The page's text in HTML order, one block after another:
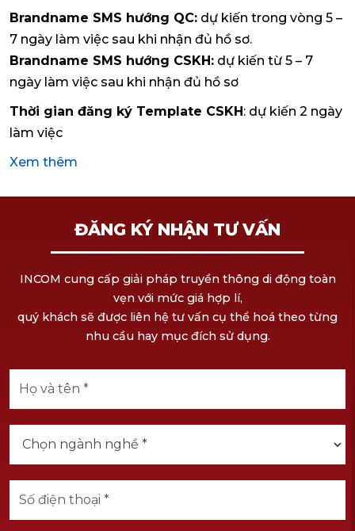
Brandname SMS hướng QC: dự kiến trong vòng 5 –
7 ngày làm việc sau khi nhận đủ hồ sơ.
Brandname SMS hướng CSKH: dự kiến từ 5 – 7
ngày làm việc sau khi nhận đủ hồ sơ
Thời gian đăng ký Template CSKH: dự kiến 2 ngày
làm việc
Xem thêm
ĐĂNG KÝ NHẬN TƯ VẤN
INCOM cung cấp giải pháp truyền thông di động toàn
vẹn với mức giá hợp lí,
quý khách sẽ được liên hệ tư vấn cụ thể hoá theo từng
nhu cầu hay mục đích sử dụng.